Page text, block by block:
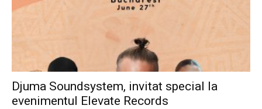
Djuma Soundsystem, invitat special la
evenimentul Elevate Records